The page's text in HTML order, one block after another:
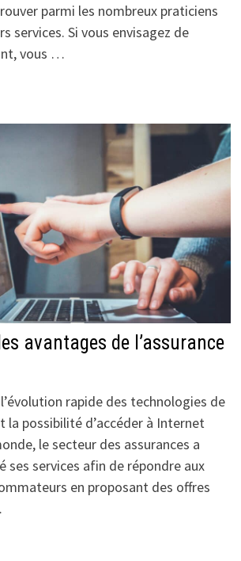
parmi les nombreux praticiens
services. Si vous envisagez de
vous …
avantages de l’assurance
rapide des technologies de
la possibilité d’accéder à Internet
le secteur des assurances a
ses services afin de répondre aux
en proposant des offres